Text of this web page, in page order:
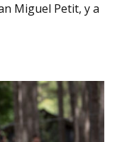
Miguel Petit, y a